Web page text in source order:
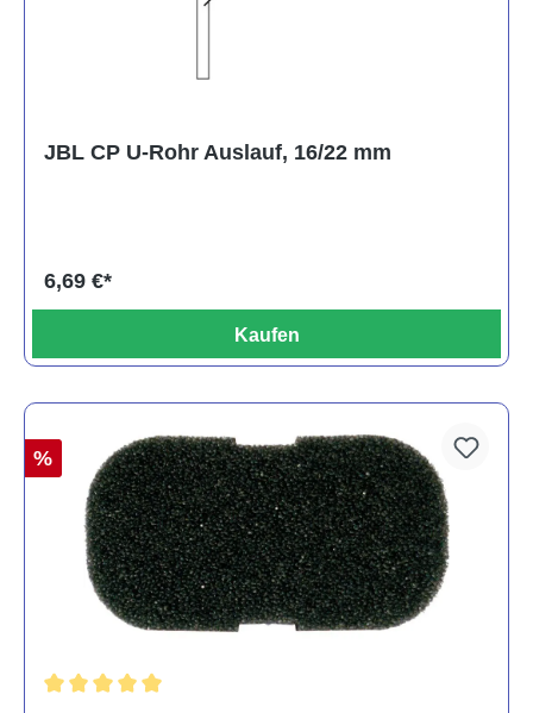
JBL CP U-Rohr Auslauf, 16/22 mm
6,69 €*
Kaufen
%